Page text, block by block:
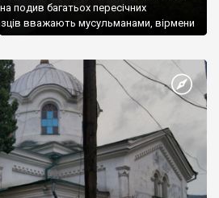
подив багатьох пересічних
вважають мусульманами, вірмени